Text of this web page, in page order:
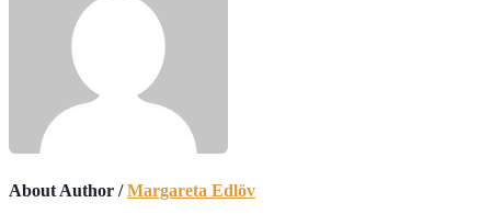
About Author /Margareta Edlöv